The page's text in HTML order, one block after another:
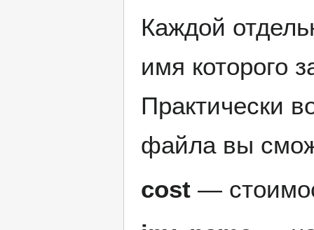
Каждой
имя которого
Практически
файла вы
cost —